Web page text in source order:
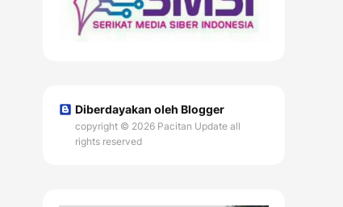
Diberdayakan oleh Blogger
copyright © 2026 Pacitan Update all
rights reserved